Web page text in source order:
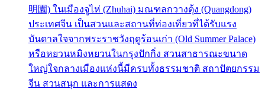
明園) ในเมืองจูไห่ (Zhuhai) มณฑลกวางตุ้ง (Quangdong)
ประเทศจีน เป็นสวนและสถานที่ท่องเที่ยวที่ได้รับแรง
บันดาลใจจากพระราชวังฤดูร้อนเก่า (Old Summer Palace)
หรือหยวนหมิงหยวนในกรุงปักกิ่ง สวนสาธารณะขนาด
ใหญ่ใจกลางเมืองแห่งนี้มีครบทั้งธรรมชาติ สถาปัตยกรรม
จีน สวนสนุก และการแสดง